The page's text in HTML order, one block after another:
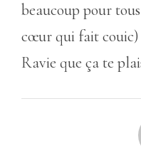
beaucoup pour
cœur qui fait couic)
Ravie que ça te